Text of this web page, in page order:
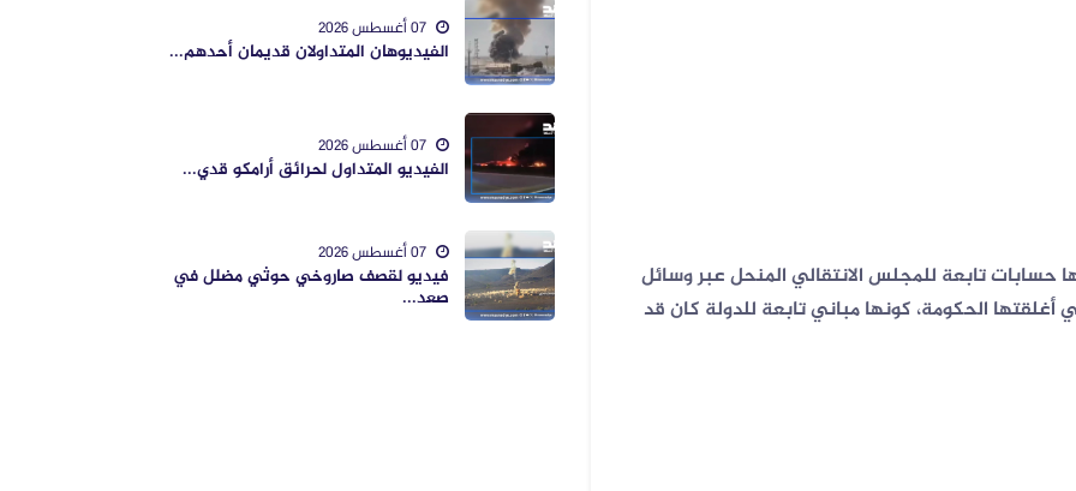
حسابات تابعة للمجلس الانتقالي المنحل عبر وسائل
أغلقتها الحكومة، كونها مباني تابعة للدولة كان قد
05 أغسطس 2026
الفيديو المتداول لتعزيزات ألوية ال...
الفيديوهان المتداولان قديمان أحدهم...
الفيديو المتداول لحرائق أرامكو قدي...
فيديو لقصف صاروخي حوثي مضلل في
صعد...